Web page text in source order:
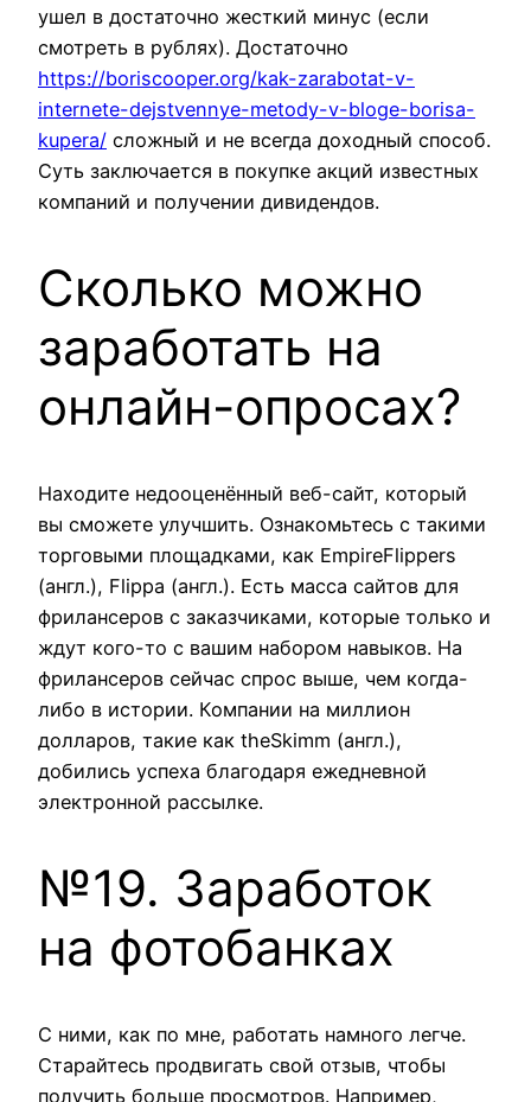
ушел в достаточно жесткий минус (если
смотреть в рублях). Достаточно
https://boriscooper.org/kak-zarabotat-v-
internete-dejstvennye-metody-v-bloge-borisa-
kupera/ сложный и не всегда доходный способ.
Суть заключается в покупке акций известных
компаний и получении дивидендов.
Сколько можно
заработать на
онлайн-опросах?
Находите недооценённый веб-сайт, который
вы сможете улучшить. Ознакомьтесь с такими
торговыми площадками, как EmpireFlippers
(англ.), Flippa (англ.). Есть масса сайтов для
фрилансеров с заказчиками, которые только и
ждут кого-то с вашим набором навыков. На
фрилансеров сейчас спрос выше, чем когда-
либо в истории. Компании на миллион
долларов, такие как theSkimm (англ.),
добились успеха благодаря ежедневной
электронной рассылке.
№19. Заработок
на фотобанках
С ними, как по мне, работать намного легче.
Старайтесь продвигать свой отзыв, чтобы
получить больше просмотров. Например,